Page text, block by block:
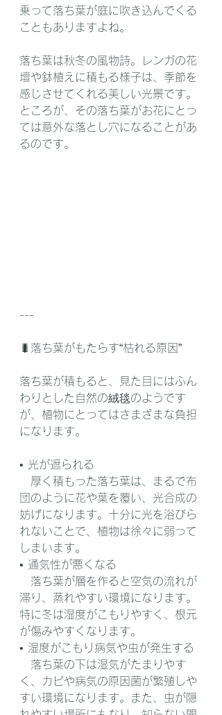
乗って落ち葉が庭に吹き込んでくる
こともありますよね。
落ち葉は秋冬の風物詩。レンガの花
壇や鉢植えに積もる様子は、季節を
感じさせてくれる美しい光景です。
ところが、その落ち葉がお花にとっ
ては意外な落とし穴になることがあ
るのです。
---
🐛落ち葉がもたらす“枯れる原因”
落ち葉が積もると、見た目にはふん
わりとした自然の絨毯のようです
が、植物にとってはさまざまな負担
になります。
• 光が遮られる
厚く積もった落ち葉は、まるで布
団のように花や葉を覆い、光合成の
妨げになります。十分に光を浴びら
れないことで、植物は徐々に弱って
しまいます。
• 通気性が悪くなる
落ち葉が層を作ると空気の流れが
滞り、蒸れやすい環境になります。
特に冬は湿度がこもりやすく、根元
が傷みやすくなります。
• 湿度がこもり病気や虫が発生する
落ち葉の下は湿気がたまりやす
く、カビや病気の原因菌が繁殖しや
すい環境になります。また、虫が隠